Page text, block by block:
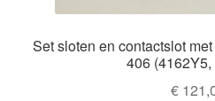
Set sloten en contactslot
406
€